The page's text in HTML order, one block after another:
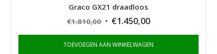
Graco GX21 draadloos
€1.810,00 Original
price
was:
€1.450,00Current
price
is:
TOEVOEGEN AAN WINKELWAGEN